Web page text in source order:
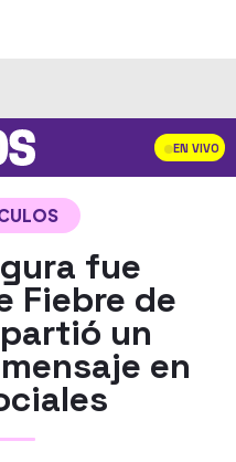
EN VIVO
fue
Fiebre de
un
en